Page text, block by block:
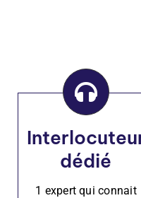
dédié
1 expert qui connait